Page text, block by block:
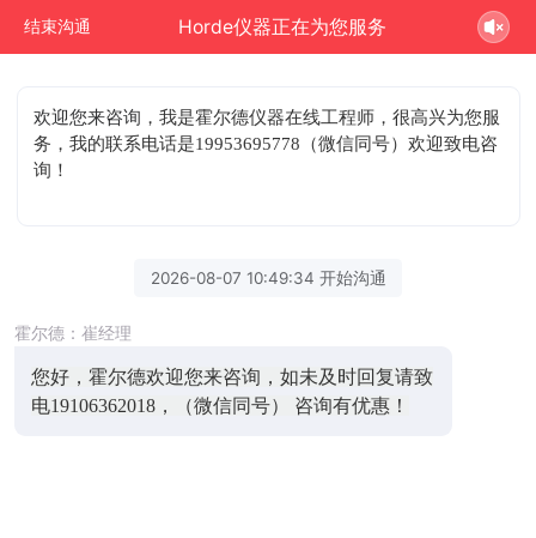
结束沟通 Horde仪器正在为您服务
欢迎您来咨询 ，我是霍尔德仪器在线工程师，很高兴为您服
务，我的联系电话是19953695778（微信同号）欢迎致电咨
询！
2026-08-07 10:49:34 开始沟通
霍尔德：崔经理
您好，霍尔德欢迎您来咨询，如未及时回复请致
电19106362018，（微信同号） 咨询有优惠！